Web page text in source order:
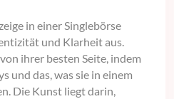
in einer Singlebörse
und Klarheit aus.
ihrer besten Seite, indem
und das, was sie in einem
Die Kunst liegt darin,